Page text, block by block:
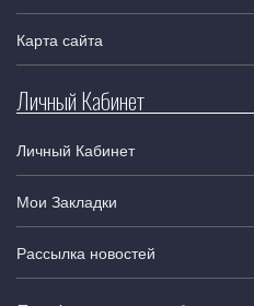
Карта сайта
Личный Кабинет
Личный Кабинет
Мои Закладки
Рассылка новостей